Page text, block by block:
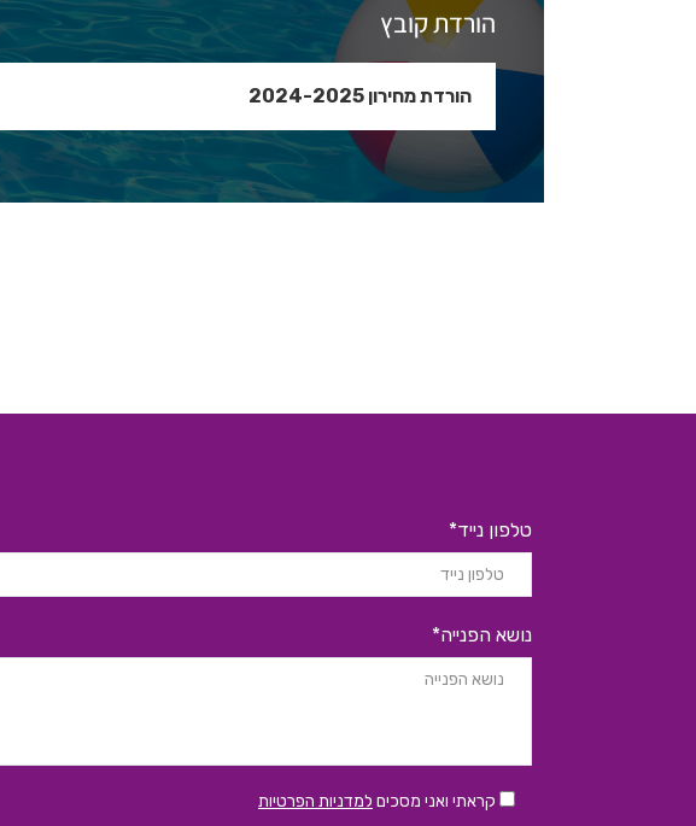
הורדת קובץ
הורדת מחירון 2024-2025
טלפון נייד*
נושא הפנייה*
קראתי ואני מסכים למדניות הפרטיות